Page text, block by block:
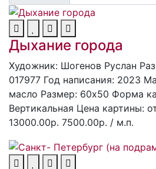
Дыхание города
Художник: Шогенов Руслан
017977 Год написания: 2023
масло Размер: 60х50 Форма
Вертикальная Цена картины:
13000.00р. 7500.00р. / м.п.